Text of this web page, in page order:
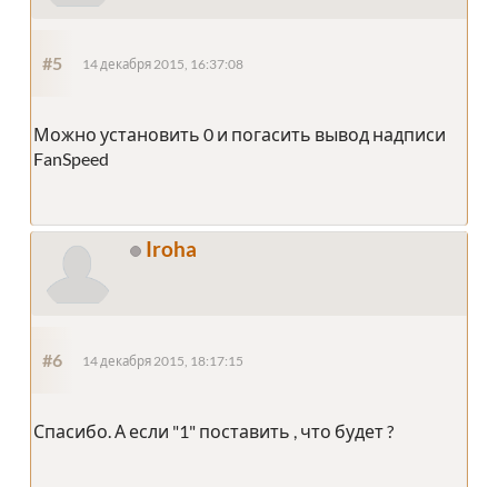
#5 14 декабря 2015, 16:37:08
Можно установить 0 и погасить вывод надписи
FanSpeed
Iroha
#6 14 декабря 2015, 18:17:15
Спасибо. А если "1" поставить , что будет ?